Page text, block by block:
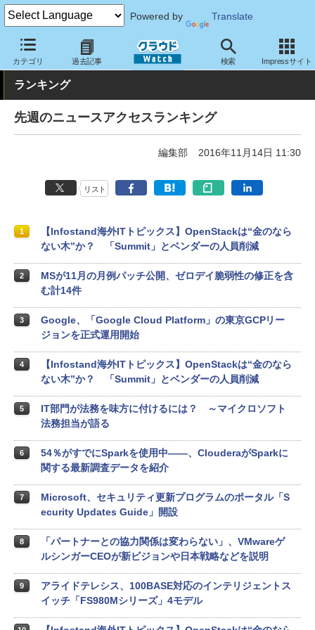
Powered by Translate
カテゴリ 過去記事 検索 Impressサイト
クラウド Watch トピック ランキング
ランキング
先週のニュースアクセスランキング
編集部 2016年11月14日 11:30
リスト
1
【Infostand海外ITトピックス】OpenStackは“金のなら
ない木”か？ 「Summit」とベンダーの人員削減
2
MSが11月の月例パッチ公開、ゼロデイ脆弱性の修正を含
む計14件
3
Google、「Google Cloud Platform」の東京GCPリー
ジョンを正式運用開始
4
【Infostand海外ITトピックス】OpenStackは“金のなら
ない木”か？ 「Summit」とベンダーの人員削減
5
IT部門が法務を味方に付けるには？ ～マイクロソフト
法務担当が語る
6
54％がすでにSparkを使用中――、ClouderaがSparkに
関する最新調査データを紹介
7
Microsoft、セキュリティ更新プログラムのポータル「S
ecurity Updates Guide」開設
8
「パートナーとの協力関係は変わらない」、VMwareゲ
ルシンガーCEOが新ビジョンや日本戦略などを説明
9
アライドテレシス、100BASE対応のインテリジェントス
イッチ「FS980Mシリーズ」4モデル